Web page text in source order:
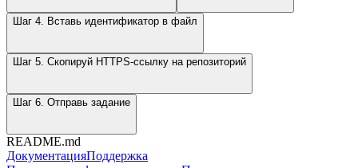
Шаг 4. Вставь идентификатор в файл
Шаг 5. Скопируй HTTPS-ссылку на репозиторий
Шаг 6. Отправь задание
README.md
ДокументацияПоддержка